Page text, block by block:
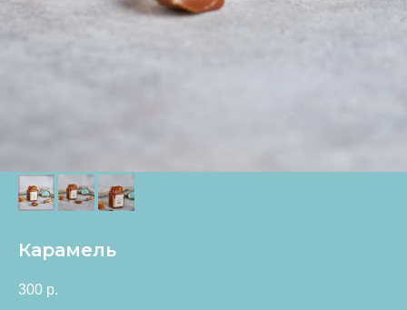
Карамель
300 р.